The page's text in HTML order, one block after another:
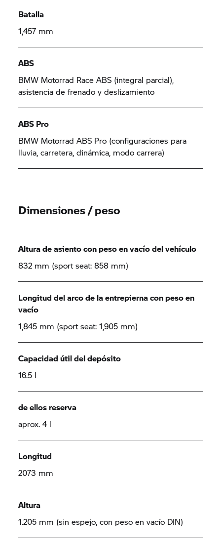
Batalla
1,457 mm
ABS
BMW Motorrad Race ABS (integral parcial),
asistencia de frenado y deslizamiento
ABS Pro
BMW Motorrad ABS Pro (configuraciones para
lluvia, carretera, dinámica, modo carrera)
Dimensiones / peso
Altura de asiento con peso en vacío del vehículo
832 mm (sport seat: 858 mm)
Longitud del arco de la entrepierna con peso en
vacío
1,845 mm (sport seat: 1,905 mm)
Capacidad útil del depósito
16.5 l
de ellos reserva
aprox. 4 l
Longitud
2073 mm
Altura
1.205 mm (sin espejo, con peso en vacío DIN)